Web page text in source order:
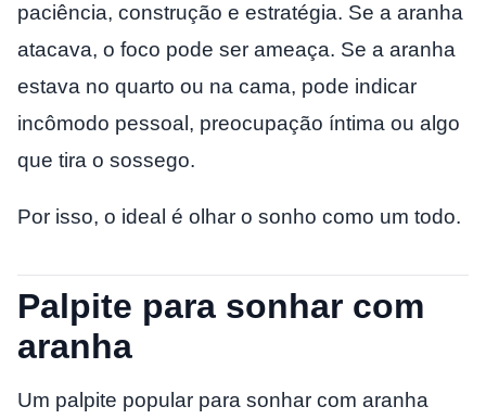
paciência, construção e estratégia. Se a aranha
atacava, o foco pode ser ameaça. Se a aranha
estava no quarto ou na cama, pode indicar
incômodo pessoal, preocupação íntima ou algo
que tira o sossego.
Por isso, o ideal é olhar o sonho como um todo.
Palpite para sonhar com
aranha
Um palpite popular para sonhar com aranha